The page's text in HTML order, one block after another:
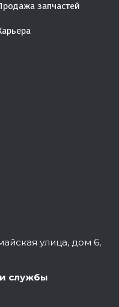
запчастей
улица, дом 6,
службы